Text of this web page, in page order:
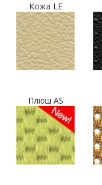
Кожа LE
Плюш AS